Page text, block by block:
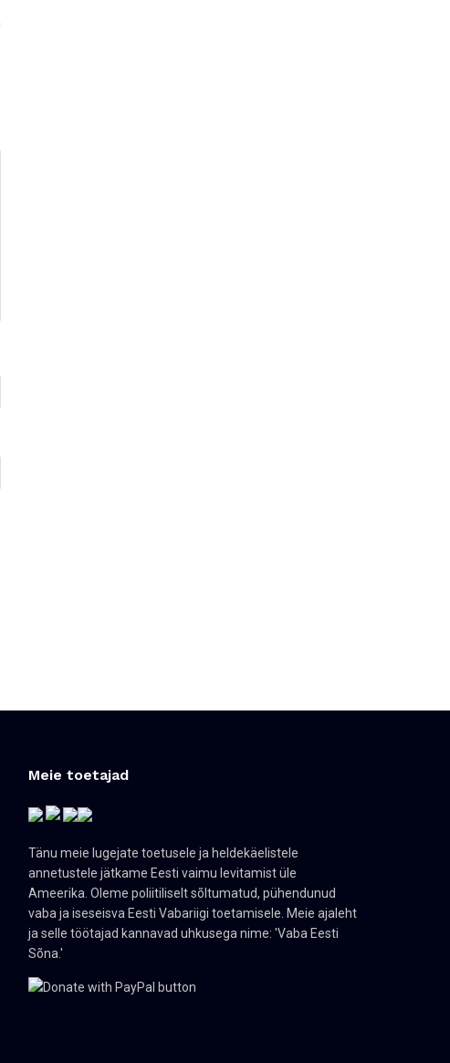
Meie toetajad
Tänu meie lugejate toetusele ja heldekäelistele
annetustele jätkame Eesti vaimu levitamist üle
Ameerika. Oleme poliitiliselt sõltumatud, pühendunud
vaba ja iseseisva Eesti Vabariigi toetamisele. Meie ajaleht
ja selle töötajad kannavad uhkusega nime: 'Vaba Eesti
Sõna.'